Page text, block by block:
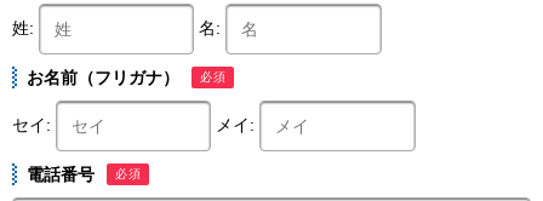
姓: 名:
お名前（フリガナ） 必須
セイ: メイ:
電話番号 必須